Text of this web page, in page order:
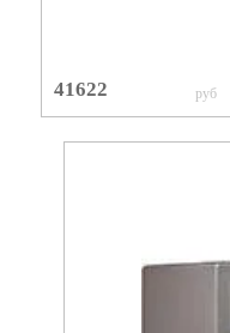
41622 руб